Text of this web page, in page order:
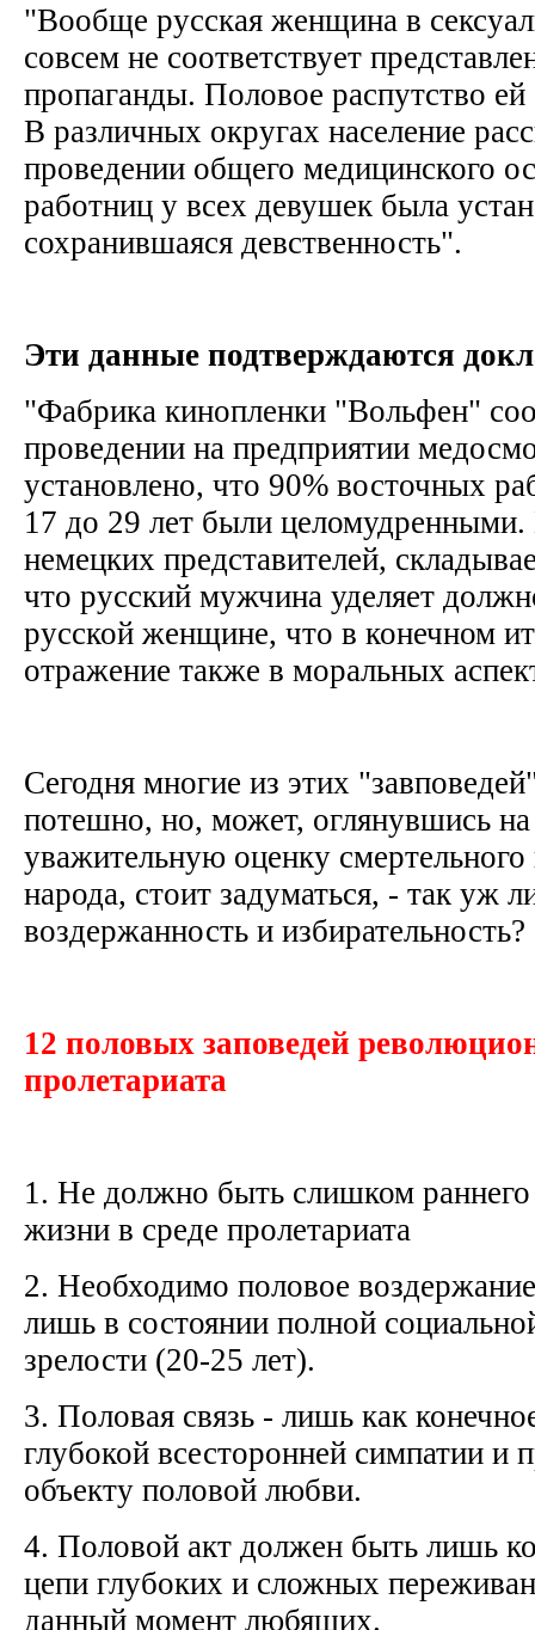
"Вообще русская женщина в
совсем не соответствует
пропаганды. Половое распутство ей
В различных округах население
проведении общего медицинского
работниц у всех девушек была
сохранившаяся девственность".
Эти данные подтверждаются
"Фабрика кинопленки "Вольфен"
проведении на предприятии
установлено, что 90% восточных
17 до 29 лет были
немецких представителей,
что русский мужчина уделяет
русской женщине, что в конечном
отражение также в моральных
Сегодня многие из этих
потешно, но, может, оглянувшись на
уважительную оценку смертельного
народа, стоит задуматься, - так уж
воздержанность и избирательность?
12 половых заповедей
пролетариата
1. Не должно быть слишком раннего
жизни в среде пролетариата
2. Необходимо половое
лишь в состоянии полной
зрелости (20-25 лет).
3. Половая связь - лишь как
глубокой всесторонней симпатии и
объекту половой любви.
4. Половой акт должен быть лишь
цепи глубоких и сложных
данный момент любящих.